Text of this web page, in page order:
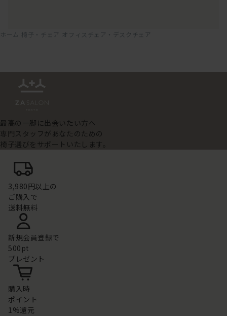
ホーム 椅子・チェア オフィスチェア・デスクチェア
最高の一脚に出会いたい方へ
専門スタッフがあなたのための
椅子選びをサポートいたします。
3,980円以上の
ご購入で
送料無料
新規会員登録で
500pt
プレゼント
購入時
ポイント
1%還元